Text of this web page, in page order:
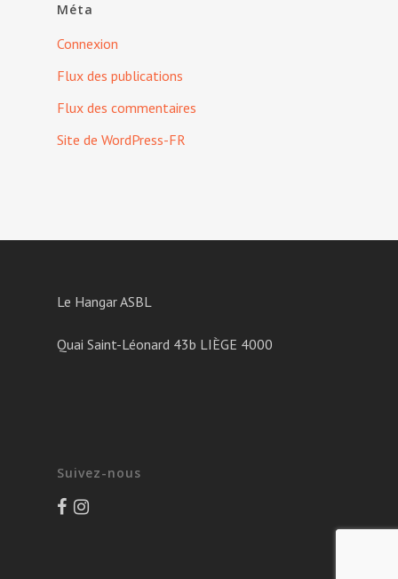
Méta
Connexion
Flux des publications
Flux des commentaires
Site de WordPress-FR
Le Hangar ASBL
Quai Saint-Léonard 43b LIÈGE 4000
Suivez-nous